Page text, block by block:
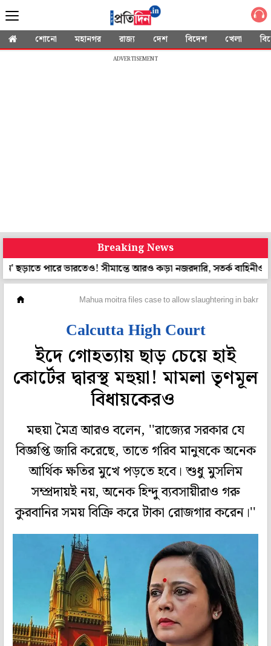
শোনো মহানগর রাজ্য দেশ বিদেশ খেলা
ADVERTISEMENT
Breaking News
ভারতেও! সীমান্তে আরও কড়া নজরদারি, সতর্ক বাহিনীও
Mahua moitra files case to allow slaughtering in bakrid
Calcutta High Court
ইদে গোহত্যায় ছাড় চেয়ে হাই
কোর্টের দ্বারস্থ মহুয়া! মামলা তৃণমূল
বিধায়কেরও
মহুয়া মৈত্র আরও বলেন, ''রাজ্যের সরকার যে
বিজ্ঞপ্তি জারি করেছে, তাতে গরিব মানুষকে অনেক
আর্থিক ক্ষতির মুখে পড়তে হবে। শুধু মুসলিম
সম্প্রদায়ই নয়, অনেক হিন্দু ব্যবসায়ীরাও গরু
কুরবানির সময় বিক্রি করে টাকা রোজগার করেন।''